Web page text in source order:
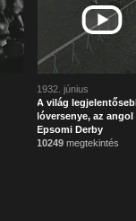
1932. június
A világ
lóversenye, az angol
Epsomi Derby
10249 megtekintés